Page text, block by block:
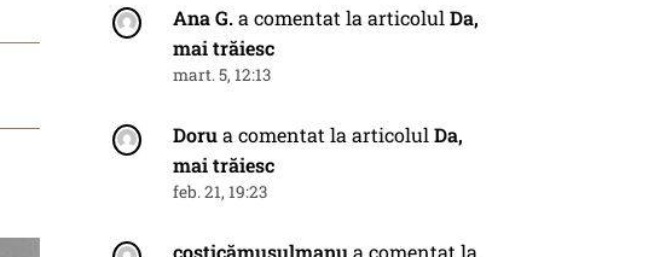
Ana G.a comentat la articolulDa,
mai trăiesc
mart. 5, 12:13
Dorua comentat la articolulDa,
mai trăiesc
feb. 21, 19:23
costicămusulmanua comentat la